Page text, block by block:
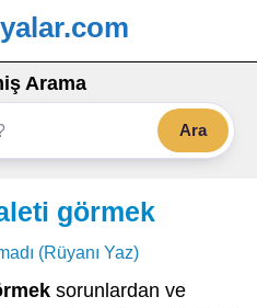
Arama
Ara
görmek
(Rüyanı Yaz)
sorunlardan ve